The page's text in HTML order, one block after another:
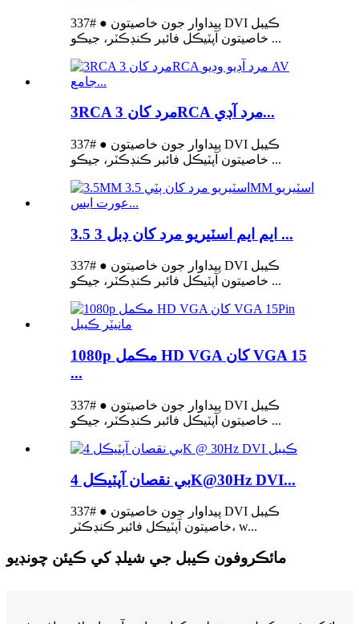
پيداوار جون خاصيتون ● #337 DVI ڪيبل
خاصيتون آپٽيڪل فائبر ڪنڊڪٽر، جيڪو ...
3RCA مرد کان 3RCA مرد آڊي...
پيداوار جون خاصيتون ● #337 DVI ڪيبل
خاصيتون آپٽيڪل فائبر ڪنڊڪٽر، جيڪو ...
3.5 ايم ايم اسٽيريو مرد کان ڊبل 3 ...
پيداوار جون خاصيتون ● #337 DVI ڪيبل
خاصيتون آپٽيڪل فائبر ڪنڊڪٽر، جيڪو ...
1080p مڪمل HD VGA کان VGA 15
...
پيداوار جون خاصيتون ● #337 DVI ڪيبل
خاصيتون آپٽيڪل فائبر ڪنڊڪٽر، جيڪو ...
بي نقصان آپٽيڪل 4K@30Hz DVI...
پيداوار جون خاصيتون ● #337 DVI ڪيبل
خاصيتون آپٽيڪل فائبر ڪنڊڪٽر، w...
مائڪروفون ڪيبل جي شيلڊ کي ڪيئن چونڊيو